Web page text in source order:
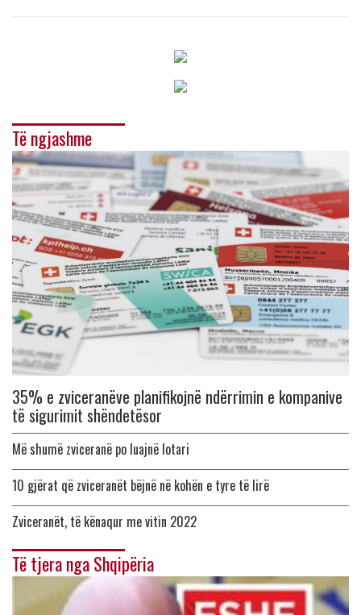
Të ngjashme
35% e zviceranëve planifikojnë ndërrimin e kompanive
të sigurimit shëndetësor
Më shumë zviceranë po luajnë lotari
10 gjërat që zviceranët bëjnë në kohën e tyre të lirë
Zviceranët, të kënaqur me vitin 2022
Të tjera nga Shqipëria